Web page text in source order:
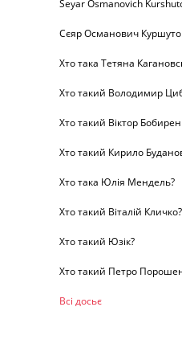
Seyar Osmanovich
Сєяр Османович
Хто така Тетяна
Хто такий Володимир
Хто такий Віктор
Хто такий Кирило
Хто така Юлія Мендель?
Хто такий Віталій Кличко?
Хто такий Юзік?
Хто такий Петро
Всі досьє